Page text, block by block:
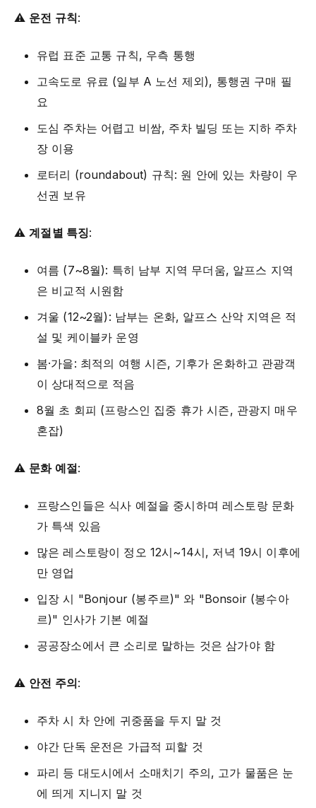
⚠️ 운전 규칙:
유럽 표준 교통 규칙, 우측 통행
고속도로 유료 (일부 A 노선 제외), 통행권 구매 필
요
도심 주차는 어렵고 비쌈, 주차 빌딩 또는 지하 주차
장 이용
로터리 (roundabout) 규칙: 원 안에 있는 차량이 우
선권 보유
⚠️계절별 특징:
여름 (7~8월): 특히 남부 지역 무더움, 알프스 지역
은 비교적 시원함
겨울 (12~2월): 남부는 온화, 알프스 산악 지역은 적
설 및 케이블카 운영
봄·가을: 최적의 여행 시즌, 기후가 온화하고 관광객
이 상대적으로 적음
8월 초 회피 (프랑스인 집중 휴가 시즌, 관광지 매우
혼잡)
⚠️ 문화 예절:
프랑스인들은 식사 예절을 중시하며 레스토랑 문화
가 특색 있음
많은 레스토랑이 정오 12시~14시, 저녁 19시 이후에
만 영업
입장 시 "Bonjour (봉주르)" 와 "Bonsoir (봉수아
르)" 인사가 기본 예절
공공장소에서 큰 소리로 말하는 것은 삼가야 함
⚠️ 안전 주의:
주차 시 차 안에 귀중품을 두지 말 것
야간 단독 운전은 가급적 피할 것
파리 등 대도시에서 소매치기 주의, 고가 물품은 눈
에 띄게 지니지 말 것